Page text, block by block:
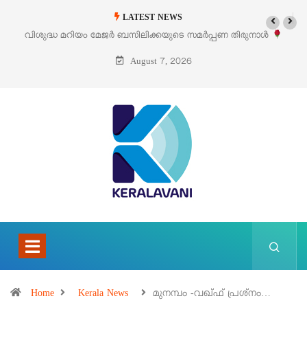
LATEST NEWS
തിരുനാൾ
‘പെറ്റൽസ്’ ലൈഫ് സ്റ്റൈൽ എക്സിബിഷനും സെയിലും
പെരുമാനൂരിൽ
August 7, 2026
Home Kerala News മുനമ്പം -വഖ്‌ഫ് പ്രശ്നം…